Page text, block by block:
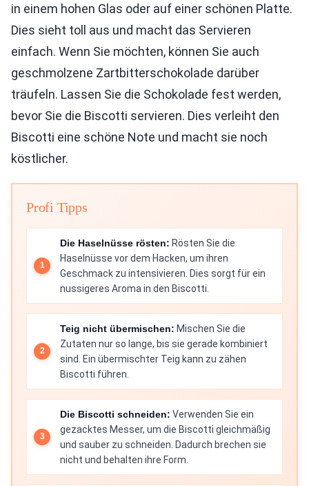
in einem hohen Glas oder auf einer schönen Platte.
Dies sieht toll aus und macht das Servieren
einfach. Wenn Sie möchten, können Sie auch
geschmolzene Zartbitterschokolade darüber
träufeln. Lassen Sie die Schokolade fest werden,
bevor Sie die Biscotti servieren. Dies verleiht den
Biscotti eine schöne Note und macht sie noch
köstlicher.
Profi Tipps
Die Haselnüsse rösten: Rösten Sie die
Haselnüsse vor dem Hacken, um ihren
Geschmack zu intensivieren. Dies sorgt für ein
nussigeres Aroma in den Biscotti.
Teig nicht übermischen: Mischen Sie die
Zutaten nur so lange, bis sie gerade kombiniert
sind. Ein übermischter Teig kann zu zähen
Biscotti führen.
Die Biscotti schneiden: Verwenden Sie ein
gezacktes Messer, um die Biscotti gleichmäßig
und sauber zu schneiden. Dadurch brechen sie
nicht und behalten ihre Form.